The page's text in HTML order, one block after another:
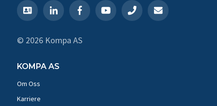
© 2026 Kompa AS
KOMPA AS
Om Oss
Karriere